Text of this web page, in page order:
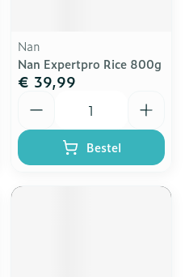
Nan
Nan Expertpro Rice 800g
€ 39,99
Bestel